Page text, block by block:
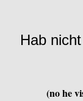
Hab
(no he